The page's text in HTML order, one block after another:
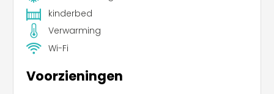
kinderbed
Verwarming
Wi-Fi
Voorzieningen